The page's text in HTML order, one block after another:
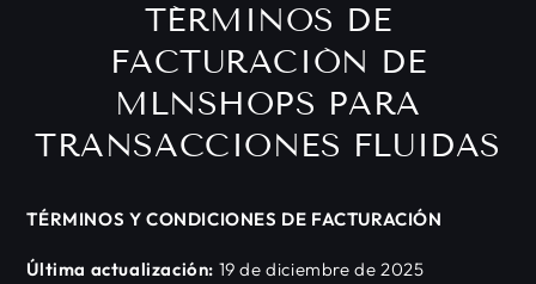
TÉRMINOS DE
FACTURACIÓN DE
MLNSHOPS PARA
TRANSACCIONES FLUIDAS
TÉRMINOS Y CONDICIONES DE FACTURACIÓN
Última actualización: 19 de diciembre de 2025